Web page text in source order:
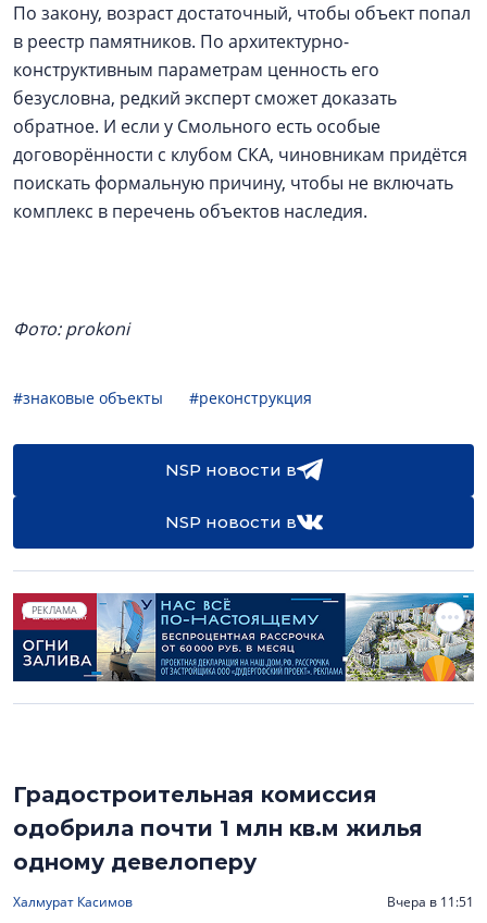
По закону, возраст достаточный, чтобы объект попал
в реестр памятников. По архитектурно-
конструктивным параметрам ценность его
безусловна, редкий эксперт сможет доказать
обратное. И если у Смольного есть особые
договорённости с клубом СКА, чиновникам придётся
поискать формальную причину, чтобы не включать
комплекс в перечень объектов наследия.
Фото: prokoni
#знаковые объекты #реконструкция
NSP новости в
NSP новости в
РЕКЛАМА
Градостроительная комиссия
одобрила почти 1 млн кв.м жилья
одному девелоперу
Халмурат Касимов Вчера в 11:51